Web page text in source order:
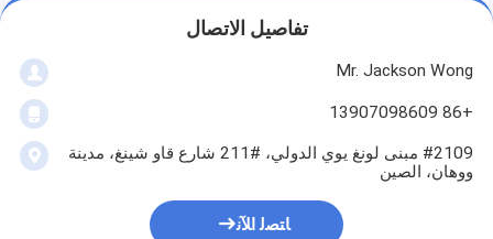
تفاصيل الاتصال
Mr. Jackson Wong
+86 13907098609
#2109 مبنى لونغ يوي الدولي، #211 شارع قاو شينغ، مدينة
ووهان، الصين
ﺎﺘﺼﻟ ﺍﻶﻧ